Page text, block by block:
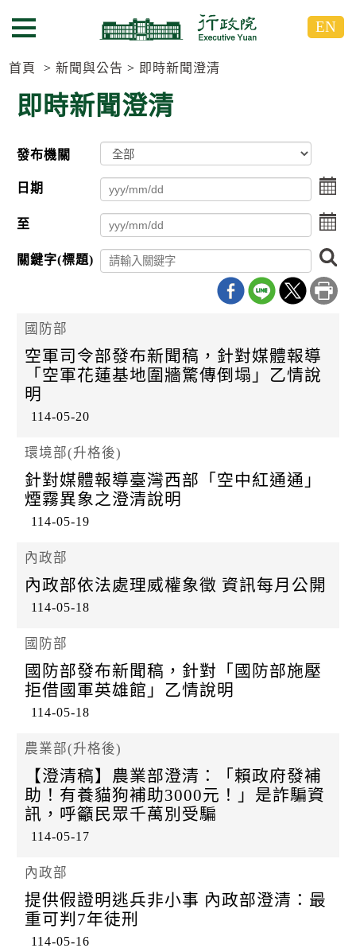
到
要
到
要
選單按鈕 EN
首頁 新聞與公告 即時新聞澄清
即時新聞澄清
發布機關
日期
選
點
擊
選
日
起
至
點
擊
擇
日
期
關鍵字(標題)
尋
國防部
空軍司令部發布新聞稿，針對媒體報導
「空軍花蓮基地圍牆驚傳倒塌」乙情說
明
114-05-20
環境部(升格後)
針對媒體報導臺灣西部「空中紅通通」
煙霧異象之澄清說明
114-05-19
內政部
內政部依法處理威權象徵 資訊每月公開
114-05-18
國防部
國防部發布新聞稿，針對「國防部施壓
拒借國軍英雄館」乙情說明
114-05-18
農業部(升格後)
【澄清稿】農業部澄清：「賴政府發補
助！有養貓狗補助3000元！」是詐騙資
訊，呼籲民眾千萬別受騙
114-05-17
內政部
提供假證明逃兵非小事 內政部澄清：最
重可判7年徒刑
114-05-16